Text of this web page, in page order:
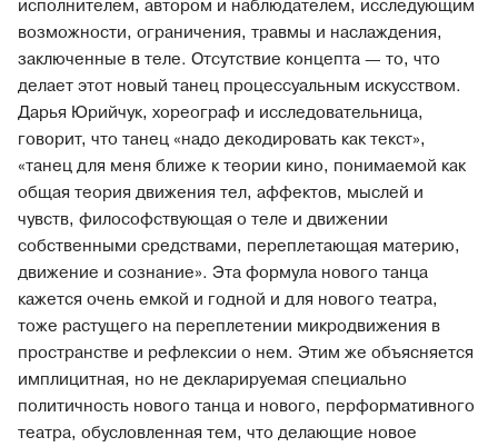
исполнителем, автором и наблюдателем, исследующим
возможности, ограничения, травмы и наслаждения,
заключенные в теле. Отсутствие концепта — то, что
делает этот новый танец процессуальным искусством.
Дарья Юрийчук, хореограф и исследовательница,
говорит, что танец «надо декодировать как текст»,
«танец для меня ближе к теории кино, понимаемой как
общая теория движения тел, аффектов, мыслей и
чувств, философствующая о теле и движении
собственными средствами, переплетающая материю,
движение и сознание». Эта формула нового танца
кажется очень емкой и годной и для нового театра,
тоже растущего на переплетении микродвижения в
пространстве и рефлексии о нем. Этим же объясняется
имплицитная, но не декларируемая специально
политичность нового танца и нового, перформативного
театра, обусловленная тем, что делающие новое